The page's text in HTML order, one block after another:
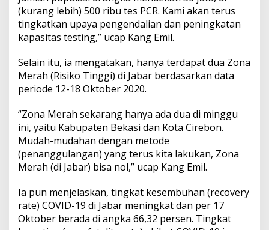
(kurang lebih) 500 ribu tes PCR. Kami akan terus
tingkatkan upaya pengendalian dan peningkatan
kapasitas testing,” ucap Kang Emil.
Selain itu, ia mengatakan, hanya terdapat dua Zona
Merah (Risiko Tinggi) di Jabar berdasarkan data
periode 12-18 Oktober 2020.
“Zona Merah sekarang hanya ada dua di minggu
ini, yaitu Kabupaten Bekasi dan Kota Cirebon.
Mudah-mudahan dengan metode
(penanggulangan) yang terus kita lakukan, Zona
Merah (di Jabar) bisa nol,” ucap Kang Emil.
Ia pun menjelaskan, tingkat kesembuhan (recovery
rate) COVID-19 di Jabar meningkat dan per 17
Oktober berada di angka 66,32 persen. Tingkat